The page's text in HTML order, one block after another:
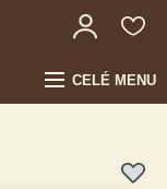
CELÉ MENU